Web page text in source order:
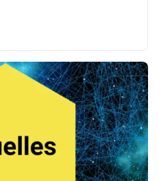
sind und Beschäftigte wissen,